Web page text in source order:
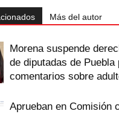
Más del autor
Morena suspende
de diputadas de Puebla
comentarios sobre
Aprueban en Comisión